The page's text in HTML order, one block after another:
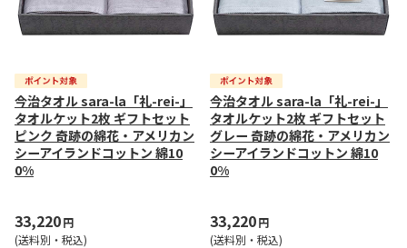
今治タオル sara-la「礼-rei-」
タオルケット2枚 ギフトセット
ピンク 奇跡の綿花・アメリカン
シーアイランドコットン 綿10
0%
33,220円
(送料別・税込)
今治タオル sara-la「礼-rei-」
タオルケット2枚 ギフトセット
グレー 奇跡の綿花・アメリカン
シーアイランドコットン 綿10
0%
33,220円
(送料別・税込)